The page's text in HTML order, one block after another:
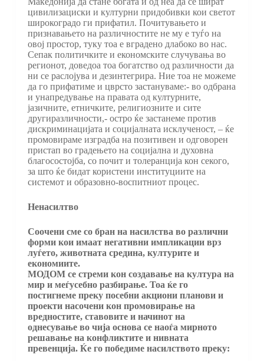
цивилизациски и културни придобивки кои светот
широкоградо ги прифатил. Почитувањето и
признавањето на различностите не му е туѓо на
овој простор, туку тоа е вградено длабоко во нас.
Сепак политичките и економските случувања во
регионот, доведоа тоа богатство од различности да
ни се раслојува и дезинтегрира. Ние тоа не можеме
да го прифатиме и цврсто застануваме:- во одбрана
и унапредување на правата од културните,
јазичните, етничките, религиозните и сите
другиразличности,- остро ќе застанеме против
дискриминацијата и социјалната исклученост, – ќе
промовираме изградба на позитивен и одговорен
пристап во градењето на социјална и духовна
благосостојба, со почит и толеранција кон секого,
за што ќе бидат користени институциите на
системот и образовно-воспитниот процес.
Ненасилтво
Соочени сме со бран на насилства во различни
форми кои имаат негативни импликации врз
луѓето, животната средина, културите и
економиите.
МОДОМ се стреми кон создавање на култура на
мир и меѓусебно разбирање. Тоа ќе го
постигнеме преку посебни акциони планови и
проекти насочени кон промовирање на
вредностите, ставовите и начинот на
однесување во чија основа се наоѓа мирното
решавање на конфликтите и нивната
превенција. Ќе го победиме насилството преку: